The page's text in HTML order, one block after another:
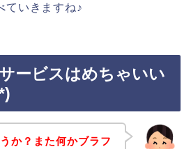
ていきますね♪
ービスはめちゃいい
か？また何かブラフ